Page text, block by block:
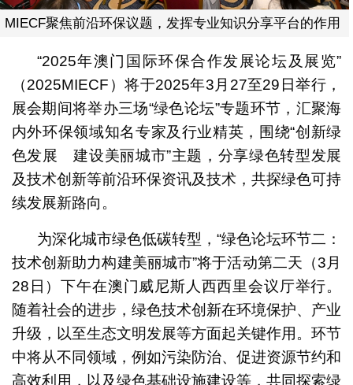
MIECF聚焦前沿环保议题，发挥专业知识分享平台的作用
“2025年澳门国际环保合作发展论坛及展览”
（2025MIECF）将于2025年3月27至29日举行，
展会期间将举办三场“绿色论坛”专题环节，汇聚海
内外环保领域知名专家及行业精英，围绕“创新绿
色发展 建设美丽城市”主题，分享绿色转型发展
及技术创新等前沿环保资讯及技术，共探绿色可持
续发展新路向。
为深化城市绿色低碳转型，“绿色论坛环节二：
技术创新助力构建美丽城市”将于活动第二天（3月
28日）下午在澳门威尼斯人西西里会议厅举行。
随着社会的进步，绿色技术创新在环境保护、产业
升级，以至生态文明发展等方面起关键作用。环节
中将从不同领域，例如污染防治、促进资源节约和
高效利用，以及绿色基础设施建设等，共同探索绿